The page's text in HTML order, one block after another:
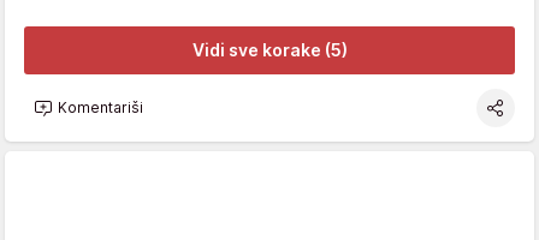
Vidi sve korake (5)
Komentariši